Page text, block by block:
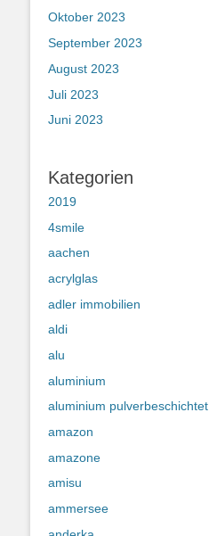
Oktober 2023
September 2023
August 2023
Juli 2023
Juni 2023
Kategorien
2019
4smile
aachen
acrylglas
adler immobilien
aldi
alu
aluminium
aluminium pulverbeschichtet
amazon
amazone
amisu
ammersee